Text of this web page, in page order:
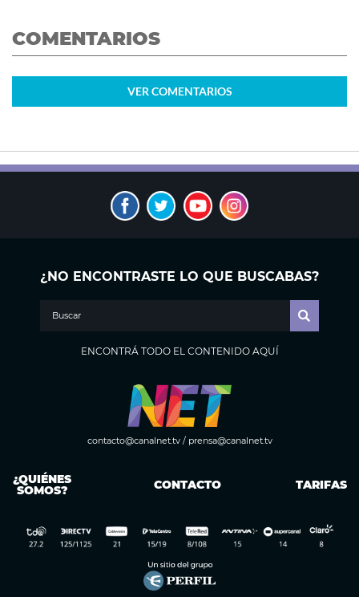
COMENTARIOS
VER COMENTARIOS
¿NO ENCONTRASTE LO QUE BUSCABAS?
ENCONTRÁ TODO EL CONTENIDO AQUÍ
contacto@canalnet.tv/ prensa@canalnet.tv
¿QUIÉNES
SOMOS? CONTACTO TARIFAS